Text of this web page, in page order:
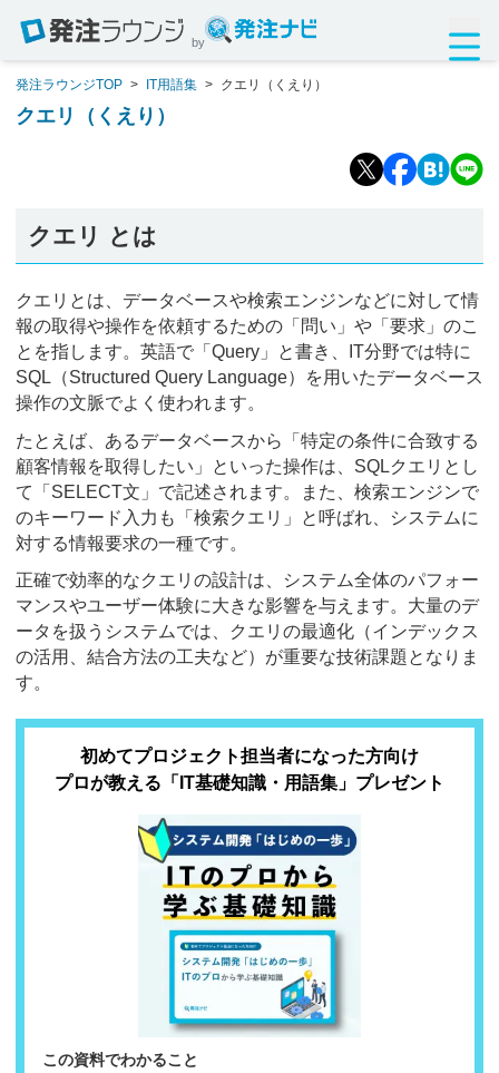
by
発注ラウンジTOP > IT用語集 > クエリ（くえり）
クエリ（くえり）
クエリ とは
クエリとは、データベースや検索エンジンなどに対して情
報の取得や操作を依頼するための「問い」や「要求」のこ
とを指します。英語で「Query」と書き、IT分野では特に
SQL（Structured Query Language）を用いたデータベース
操作の文脈でよく使われます。
たとえば、あるデータベースから「特定の条件に合致する
顧客情報を取得したい」といった操作は、SQLクエリとし
て「SELECT文」で記述されます。また、検索エンジンで
のキーワード入力も「検索クエリ」と呼ばれ、システムに
対する情報要求の一種です。
正確で効率的なクエリの設計は、システム全体のパフォー
マンスやユーザー体験に大きな影響を与えます。大量のデ
ータを扱うシステムでは、クエリの最適化（インデックス
の活用、結合方法の工夫など）が重要な技術課題となりま
す。
初めてプロジェクト担当者になった方向け
プロが教える「IT基礎知識・用語集」プレゼント
この資料でわかること